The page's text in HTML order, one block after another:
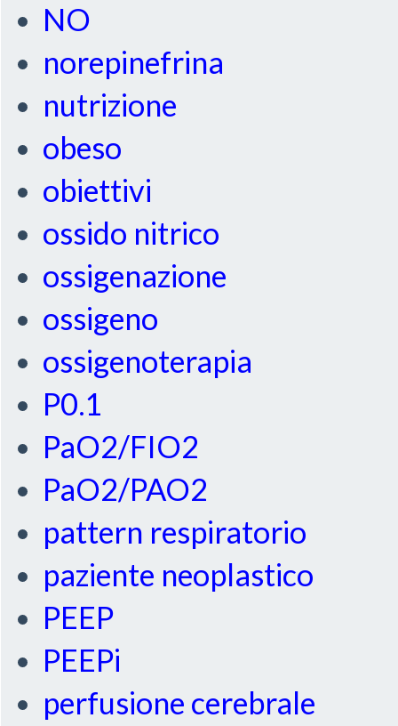
NO
norepinefrina
nutrizione
obeso
obiettivi
ossido nitrico
ossigenazione
ossigeno
ossigenoterapia
P0.1
PaO2/FIO2
PaO2/PAO2
pattern respiratorio
paziente neoplastico
PEEP
PEEPi
perfusione cerebrale